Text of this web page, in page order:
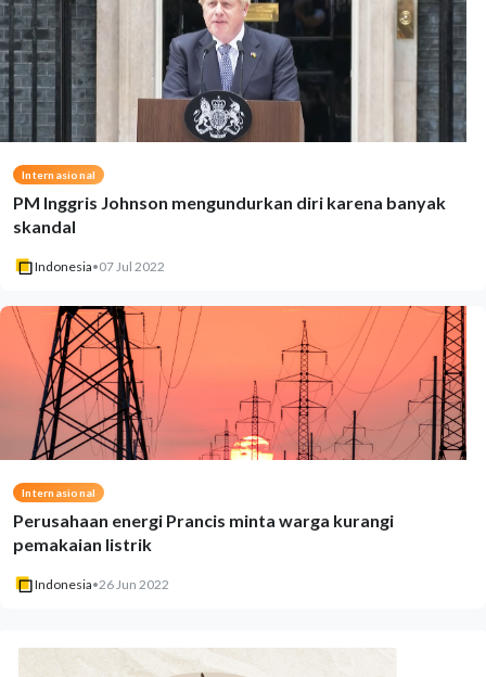
Internasional
PM Inggris Johnson mengundurkan diri karena banyak
skandal
Indonesia•07 Jul 2022
Internasional
Perusahaan energi Prancis minta warga kurangi
pemakaian listrik
Indonesia•26 Jun 2022